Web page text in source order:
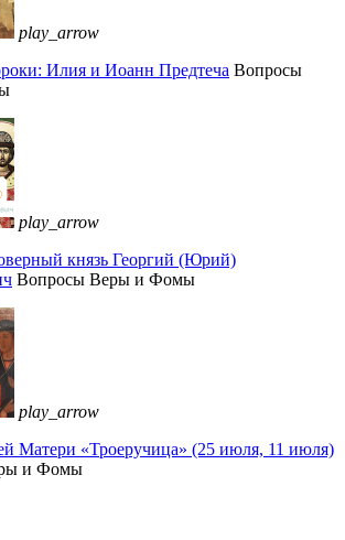
play_arrow
Илия и Иоанн Предтеча Вопросы
play_arrow
князь Георгий (Юрий)
Вопросы Веры и Фомы
play_arrow
Матери «Троеручица» (25 июля, 11 июля)
и Фомы